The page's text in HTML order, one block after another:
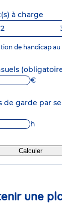
à charge
2
de handicap
€
de garde par
h
Calculer
une